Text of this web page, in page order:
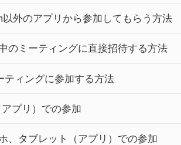
以外のアプリから参加してもらう方法
のミーティングに直接招待する方法
ティングに参加する方法
アプリ）での参加
、タブレット（アプリ）での参加